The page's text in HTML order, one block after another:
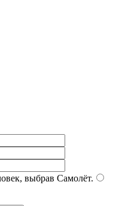
выбрав Самолёт.